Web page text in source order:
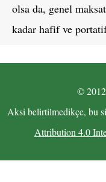
olsa da, genel
kadar hafif ve
©
Aksi belirtilmedikçe, bu
Attribution 4.0